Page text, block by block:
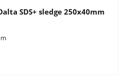
SDS+ sledge 250x40mm